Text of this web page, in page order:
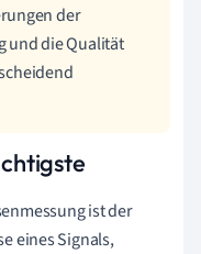
der
und die Qualität
ist der
eines Signals,